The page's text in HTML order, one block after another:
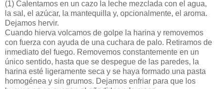
(1) Calentamos en un cazo la leche mezclada con el agua,
la sal, el azúcar, la mantequilla y, opcionalmente, el aroma.
Dejamos hervir.
Cuando hierva volcamos de golpe la harina y removemos
con fuerza con ayuda de una cuchara de palo. Retiramos de
inmediato del fuego. Removemos constantemente en un
único sentido, hasta que se despegue de las paredes, la
harina esté ligeramente seca y se haya formado una pasta
homogénea y sin grumos. Dejamos enfriar para que los